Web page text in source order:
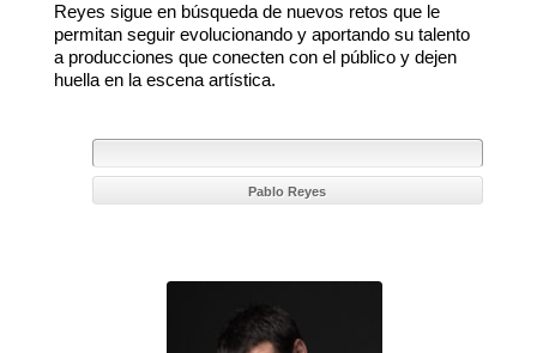
Reyes sigue en búsqueda de nuevos retos que le
permitan seguir evolucionando y aportando su talento
a producciones que conecten con el público y dejen
huella en la escena artística.
Pablo Reyes